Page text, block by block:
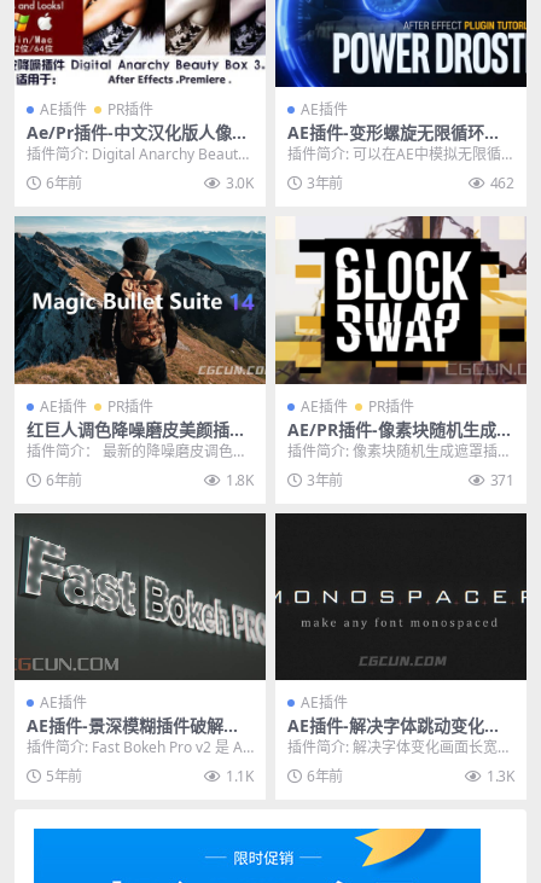
AE插件 PR插件
Ae/Pr插件-中文汉化版人像磨
皮润肤美容插件 Digital Anar
chy Beauty Box v4.2 CE
插件简介: Digital Anarchy Beauty
Box v4.2 CE...
6年前 3.0K
AE插件
AE插件-变形螺旋无限循环视
觉特效插件 Power Droste V
1.0.0 Win
插件简介: 可以在AE中模拟无限循
环复制特效，控制旋转的角度位
置、三维旋转、复制...
3年前 462
AE插件 PR插件
红巨人调色降噪磨皮美颜插件
套装插件 Magic Bullet Suite
v14.0.1 Win/Mac 含注册码
插件简介： 最新的降噪磨皮调色插
件套装发布 Magic Bullet Suite...
6年前 1.8K
AE插件 PR插件
AE/PR插件-像素块随机生成遮
罩插件 Block Swap v1.5 Win
中文汉化版
插件简介: 像素块随机生成遮罩插件
Block Swap v1.5可以在画面上随...
3年前 371
AE插件
AE插件-景深模糊插件破解版
Rowbyte Fast Bokeh Pro v
2.0.2 Win/Mac
插件简介: Fast Bokeh Pro v2 是 Aft
er Effects ...
5年前 1.1K
AE插件
AE插件-解决字体跳动变化不
适配的问题插件 Monospacer
v1.2 Win破解版
插件简介: 解决字体变化画面长宽不
适配的跳动问题，配合Digit Fiddle
r... 6年前 1.3K